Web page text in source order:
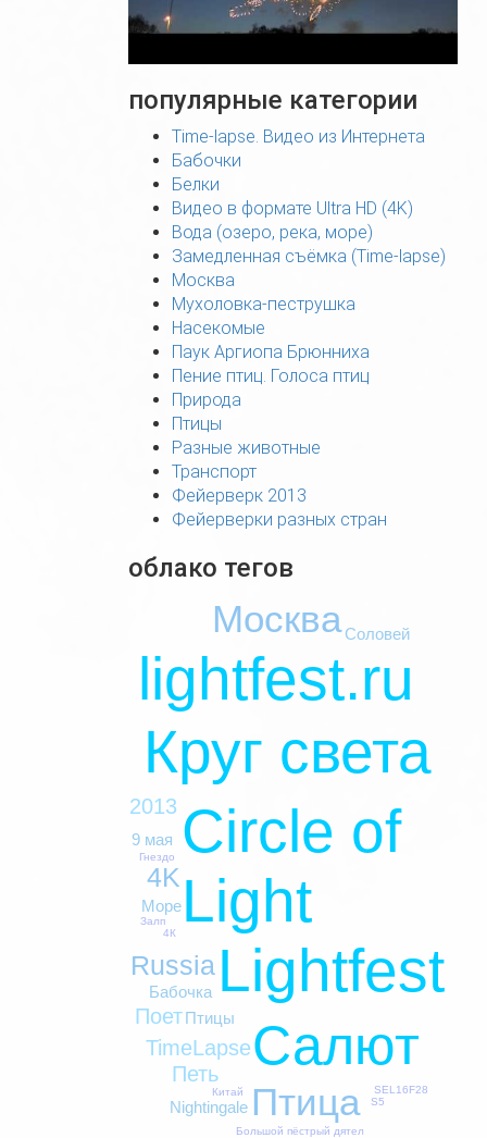
популярные категории
Time-lapse. Видео из Интернета
Бабочки
Белки
Видео в формате Ultra HD (4K)
Вода (озеро, река, море)
Замедленная съёмка (Time-lapse)
Москва
Мухоловка-пеструшка
Насекомые
Паук Аргиопа Брюнниха
Пение птиц. Голоса птиц
Природа
Птицы
Разные животные
Транспорт
Фейерверк 2013
Фейерверки разных стран
облако тегов
Circle of
Light
Круг света
Lightfest
lightfest.ru
Салют
Москва
Птица
Russia
4K
TimeLapse
2013
Поет
Петь
Птицы
Море
Бабочка
9 мая
Nightingale
Соловей
Большой пёстрый дятел
Гнездо
S5
4К
SEL16F28
Залп
Китай